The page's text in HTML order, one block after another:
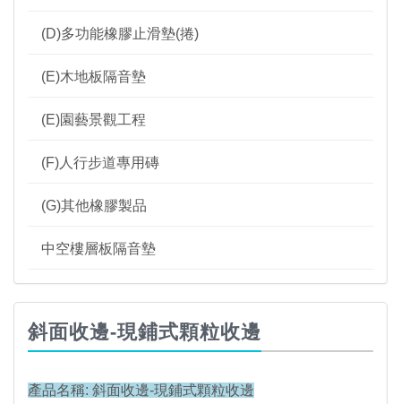
(D)多功能橡膠止滑墊(捲)
(E)木地板隔音墊
(E)園藝景觀工程
(F)人行步道專用磚
(G)其他橡膠製品
中空樓層板隔音墊
斜面收邊-現鋪式顆粒收邊
產品名稱: 斜面收邊-現鋪式顆粒收邊